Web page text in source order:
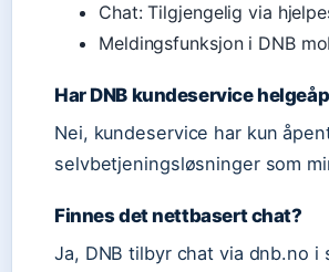
Chat: Tilgjengelig via
Meldingsfunksjon i DNB
Har DNB kundeservice
Nei, kundeservice har kun
selvbetjeningsløsninger som
Finnes det nettbasert chat?
Ja, DNB tilbyr chat via dnb.no